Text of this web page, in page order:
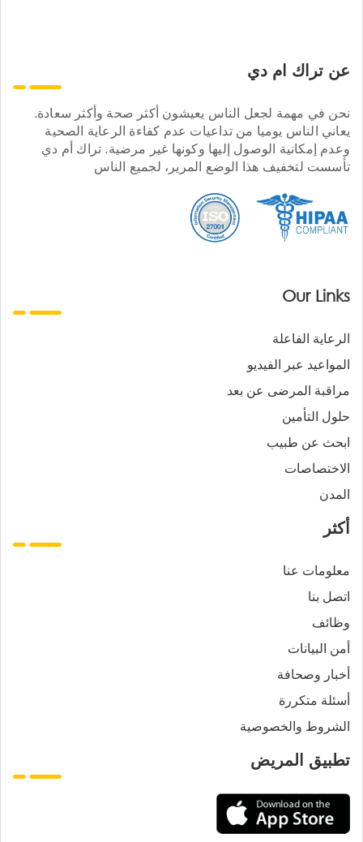
عن تراك ام دي
نحن في مهمة لجعل الناس يعيشون أكثر صحة وأكثر سعادة.
يعاني الناس يوميا من تداعيات عدم كفاءة الرعاية الصحية
وعدم إمكانية الوصول إليها وكونها غير مرضية. تراك أم دي
تأسست لتخفيف هذا الوضع المرير، لجميع الناس
Our Links
الرعاية الفاعلة
المواعيد عبر الفيديو
مراقبة المرضى عن بعد
حلول التأمين
ابحث عن طبيب
الاختصاصات
المدن
أكثر
معلومات عنا
اتصل بنا
وظائف
أمن البيانات
أخبار وصحافة
أسئلة متكررة
الشروط والخصوصية
تطبيق المريض